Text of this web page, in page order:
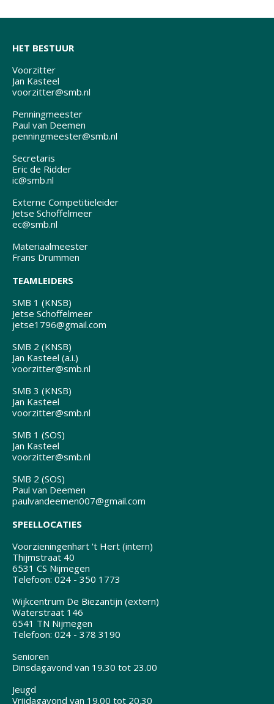
HET BESTUUR
Voorzitter
Jan Kasteel
voorzitter@smb.nl
Penningmeester
Paul van Deemen
penningmeester@smb.nl
Secretaris
Eric de Ridder
ic@smb.nl
Externe Competitieleider
Jetse Schoffelmeer
ec@smb.nl
Materiaalmeester
Frans Drummen
TEAMLEIDERS
SMB 1 (KNSB)
Jetse Schoffelmeer
jetse1796@gmail.com
SMB 2 (KNSB)
Jan Kasteel (a.i.)
voorzitter@smb.nl
SMB 3 (KNSB)
Jan Kasteel
voorzitter@smb.nl
SMB 1 (SOS)
Jan Kasteel
voorzitter@smb.nl
SMB 2 (SOS)
Paul van Deemen
paulvandeemen007@gmail.com
SPEELLOCATIES
Voorzieningenhart 't Hert (intern)
Thijmstraat 40
6531 CS Nijmegen
Telefoon: 024 - 350 1773
Wijkcentrum De Biezantijn (extern)
Waterstraat 146
6541 TN Nijmegen
Telefoon: 024 - 378 3190
Senioren
Dinsdagavond van 19.30 tot 23.00
Jeugd
Vrijdagavond van 19.00 tot 20.30